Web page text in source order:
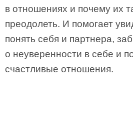
в отношениях и почему их
преодолеть. И помогает
понять себя и партнера,
о неуверенности в себе и
счастливые отношения.